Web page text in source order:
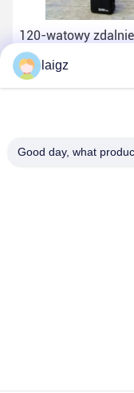
120-watowy zdalnie
sterowany Jammer,
metrowy mobilny
laigz
Good day, what